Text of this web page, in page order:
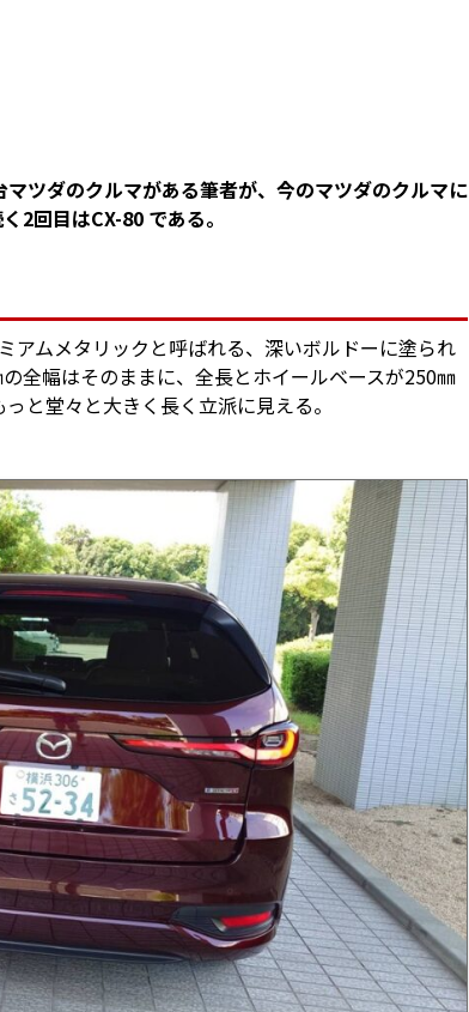
ツダのクルマがある筆者が、今のマツダのクルマに
2回目はCX-80 である。
アムメタリックと呼ばれる、深いボルドーに塗られ
全幅はそのままに、全長とホイールベースが250㎜
と堂々と大きく長く立派に見える。